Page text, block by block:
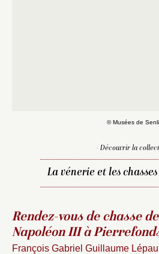
© Musées de
- Découvrir la
La vénerie et les
Rendez-vous de chasse
Napoléon III à
François Gabriel Guillaume